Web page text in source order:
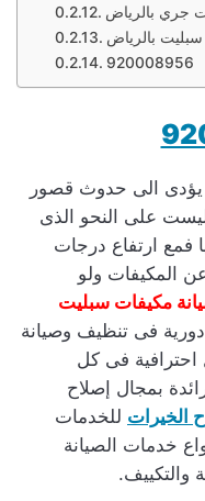
920008956
يؤدى الى حدوث قصور
على النحو الذى
فمع ارتفاع درجات
عن المكيفات ولو
مكيفات سبليت
فى تنظيف وصيانة
احترافية فى كل
بمجال إصلاح
الخيرات للخدمات
خدمات الصيانة
والتكييف.